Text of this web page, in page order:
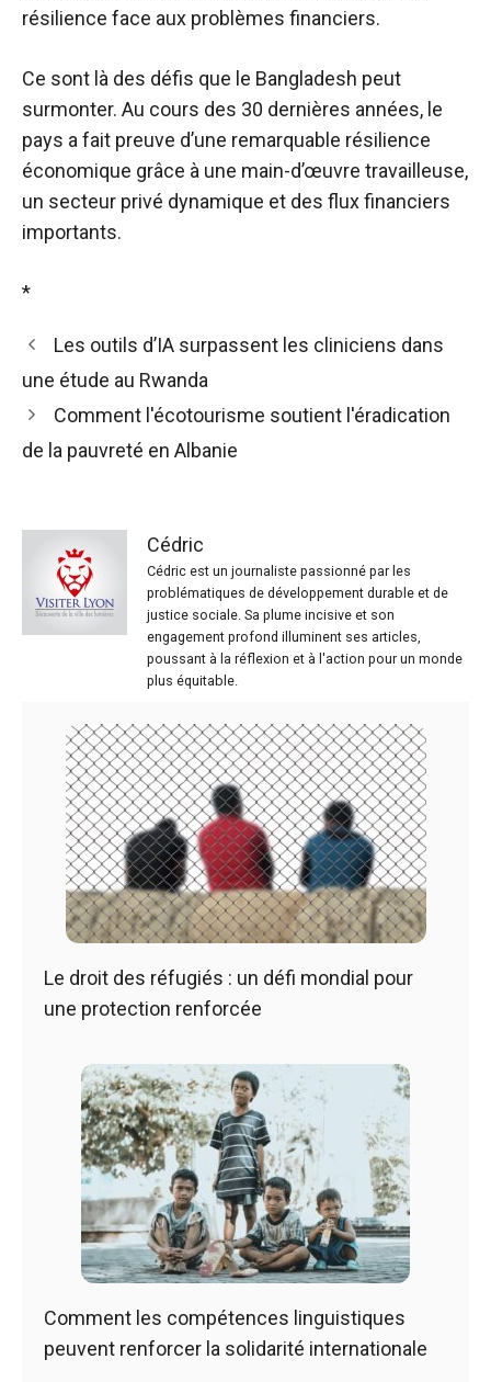
résilience face aux problèmes financiers.
Ce sont là des défis que le Bangladesh peut
surmonter. Au cours des 30 dernières années, le
pays a fait preuve d’une remarquable résilience
économique grâce à une main-d’œuvre travailleuse,
un secteur privé dynamique et des flux financiers
importants.
*
Les outils d’IA surpassent les cliniciens dans
une étude au Rwanda
Comment l'écotourisme soutient l'éradication
de la pauvreté en Albanie
Cédric
Cédric est un journaliste passionné par les
problématiques de développement durable et de
justice sociale. Sa plume incisive et son
engagement profond illuminent ses articles,
poussant à la réflexion et à l'action pour un monde
plus équitable.
Le droit des réfugiés : un défi mondial pour
une protection renforcée
Comment les compétences linguistiques
peuvent renforcer la solidarité internationale